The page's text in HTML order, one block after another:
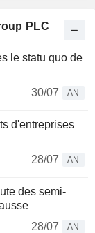
PLC
le statu quo de
30/07
AN
d'entreprises
28/07
AN
des semi-
28/07
AN